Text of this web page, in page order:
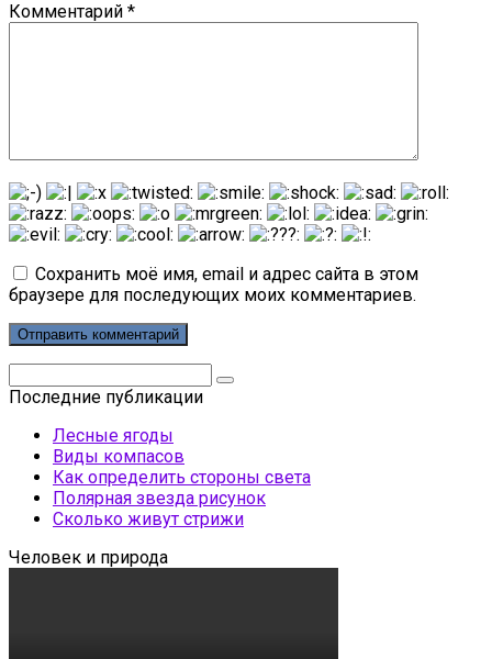
Комментарий *
Сохранить моё имя, email и адрес сайта в этом
браузере для последующих моих комментариев.
Последние публикации
Лесные ягоды
Виды компасов
Как определить стороны света
Полярная звезда рисунок
Сколько живут стрижи
Человек и природа